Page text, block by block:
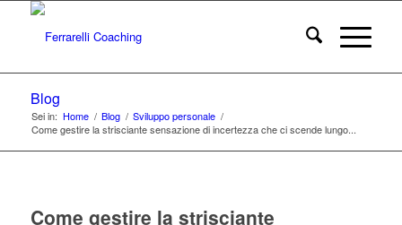
Blog
Sei in: Home / Blog / Sviluppo personale /
Come gestire la strisciante sensazione di incertezza che ci scende lungo...
Come gestire la strisciante